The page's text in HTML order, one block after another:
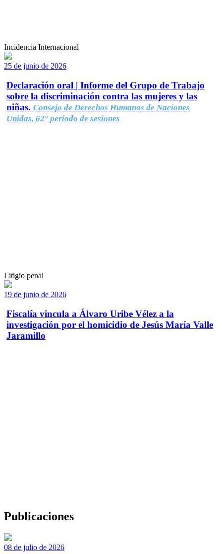
Incidencia Internacional
25 de junio de 2026
Declaración oral | Informe del Grupo de Trabajo
sobre la discriminación contra las mujeres y las
niñas. Consejo de Derechos Humanos de Naciones
Unidas, 62° período de sesiones
Litigio penal
19 de junio de 2026
Fiscalía vincula a Álvaro Uribe Vélez a la
investigación por el homicidio de Jesús María Valle
Jaramillo
Publicaciones
08 de julio de 2026